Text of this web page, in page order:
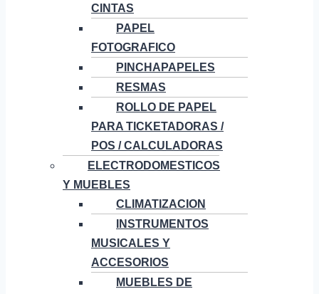
CINTAS
PAPEL
FOTOGRAFICO
PINCHAPAPELES
RESMAS
ROLLO DE PAPEL
PARA TICKETADORAS /
POS / CALCULADORAS
ELECTRODOMESTICOS
Y MUEBLES
CLIMATIZACION
INSTRUMENTOS
MUSICALES Y
ACCESORIOS
MUEBLES DE